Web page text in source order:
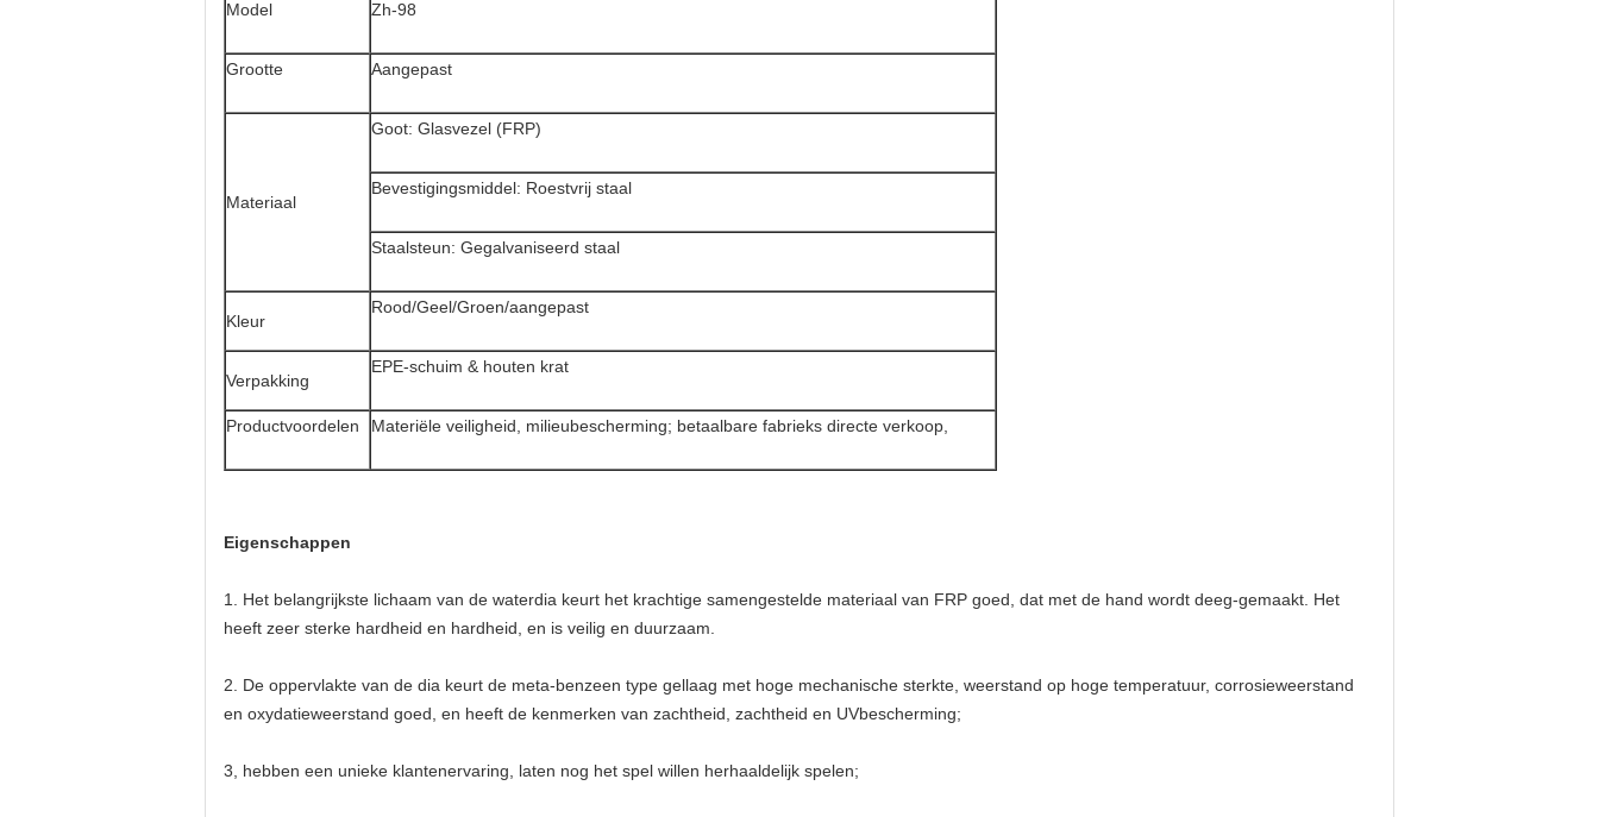
Model Zh-98
Grootte Aangepast
Materiaal
Goot: Glasvezel (FRP)
Bevestigingsmiddel: Roestvrij staal
Staalsteun: Gegalvaniseerd staal
Kleur
Rood/Geel/Groen/aangepast
Verpakking
EPE-schuim & houten krat
Productvoordelen Materiële veiligheid, milieubescherming; betaalbare fabrieks directe verkoop,
Eigenschappen
1. Het belangrijkste lichaam van de waterdia keurt het krachtige samengestelde materiaal van FRP goed, dat met de hand wordt deeg-gemaakt. Het
heeft zeer sterke hardheid en hardheid, en is veilig en duurzaam.
2. De oppervlakte van de dia keurt de meta-benzeen type gellaag met hoge mechanische sterkte, weerstand op hoge temperatuur, corrosieweerstand
en oxydatieweerstand goed, en heeft de kenmerken van zachtheid, zachtheid en UVbescherming;
3, hebben een unieke klantenervaring, laten nog het spel willen herhaaldelijk spelen;